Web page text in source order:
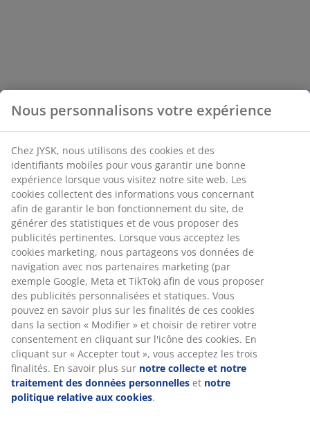
Nous personnalisons votre expérience
Chez JYSK, nous utilisons des cookies et des
identifiants mobiles pour vous garantir une bonne
expérience lorsque vous visitez notre site web. Les
cookies collectent des informations vous concernant
afin de garantir le bon fonctionnement du site, de
générer des statistiques et de vous proposer des
publicités pertinentes. Lorsque vous acceptez les
cookies marketing, nous partageons vos données de
navigation avec nos partenaires marketing (par
exemple Google, Meta et TikTok) afin de vous proposer
des publicités personnalisées et statiques. Vous
pouvez en savoir plus sur les finalités de ces cookies
dans la section « Modifier » et choisir de retirer votre
consentement en cliquant sur l'icône des cookies. En
cliquant sur « Accepter tout », vous acceptez les trois
finalités. En savoir plus sur notre collecte et notre
traitement des données personnelles et notre
politique relative aux cookies.